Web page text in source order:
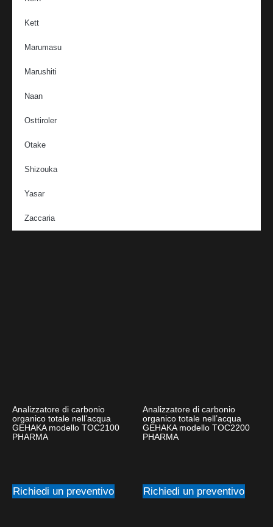
Kett
Marumasu
Marushiti
Naan
Osttiroler
Otake
Shizouka
Yasar
Zaccaria
Analizzatore di carbonio
organico totale nell’acqua
GEHAKA modello TOC2100
PHARMA
Richiedi un preventivo
Analizzatore di carbonio
organico totale nell’acqua
GEHAKA modello TOC2200
PHARMA
Richiedi un preventivo